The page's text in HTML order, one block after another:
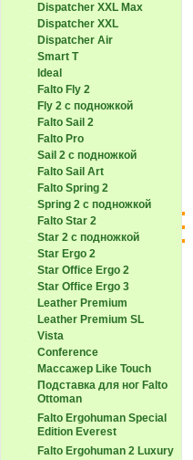
Dispatcher XXL Max
Dispatcher XXL
Dispatcher Air
Smart T
Ideal
Falto Fly 2
Fly 2 с подножкой
Falto Sail 2
Falto Pro
Sail 2 с подножкой
Falto Sail Art
Falto Spring 2
Spring 2 с подножкой
Falto Star 2
Star 2 с подножкой
Star Ergo 2
Star Office Ergo 2
Star Office Ergo 3
Leather Premium
Leather Premium SL
Vista
Conference
Массажер Like Touch
Подставка для ног Falto
Ottoman
Falto Ergohuman Special
Edition Everest
Falto Ergohuman 2 Luxury